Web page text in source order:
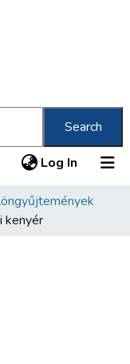
Search
Log In (current)
kenyér